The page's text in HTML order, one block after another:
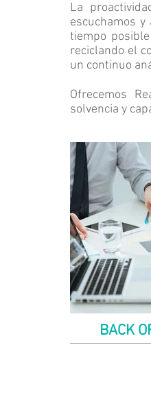
La
escuchamos
tiempo
reciclando el
un continuo
Ofrecemos
solvencia y
BACK